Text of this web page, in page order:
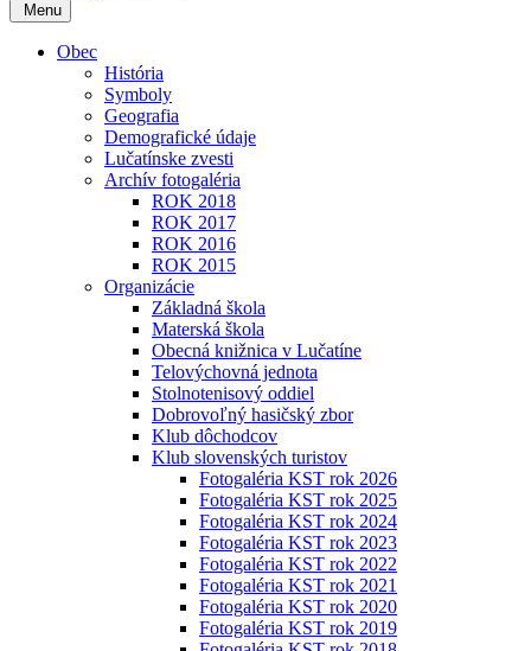
Menu
Obec
História
Symboly
Geografia
Demografické údaje
Lučatínske zvesti
Archív fotogaléria
ROK 2018
ROK 2017
ROK 2016
ROK 2015
Organizácie
Základná škola
Materská škola
Obecná knižnica v Lučatíne
Telovýchovná jednota
Stolnotenisový oddiel
Dobrovoľný hasičský zbor
Klub dôchodcov
Klub slovenských turistov
Fotogaléria KST rok 2026
Fotogaléria KST rok 2025
Fotogaléria KST rok 2024
Fotogaléria KST rok 2023
Fotogaléria KST rok 2022
Fotogaléria KST rok 2021
Fotogaléria KST rok 2020
Fotogaléria KST rok 2019